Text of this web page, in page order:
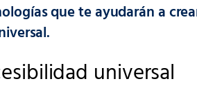
que te ayudarán a
universal